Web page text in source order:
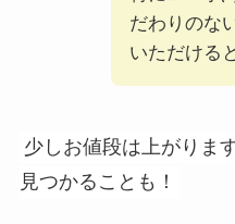
だわりのな
いただける
少しお値段は上がりま
見つかることも！